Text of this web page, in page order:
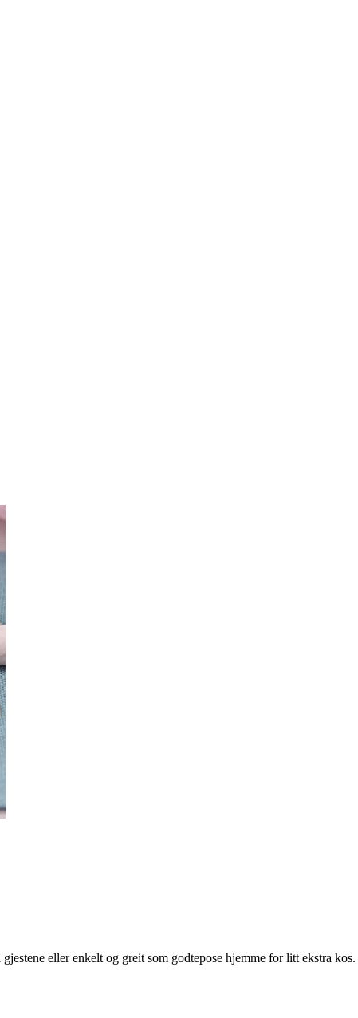
eller enkelt og greit som godtepose hjemme for litt ekstra